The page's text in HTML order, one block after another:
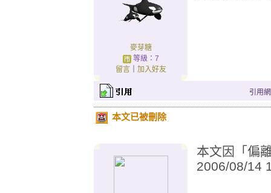
麥芽糖
等級：7
留言｜ 加入好友
引用
本文已被刪除
本文因「偏
2006/08/14